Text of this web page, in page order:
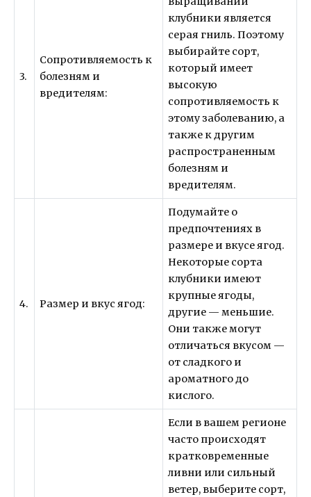
3.
Сопротивляемость к
болезням и
вредителям:
клубники является
серая гниль. Поэтому
выбирайте сорт,
который имеет
высокую
сопротивляемость к
этому заболеванию, а
также к другим
распространенным
болезням и
вредителям.
4. Размер и вкус ягод:
Подумайте о
предпочтениях в
размере и вкусе ягод.
Некоторые сорта
клубники имеют
крупные ягоды,
другие — меньшие.
Они также могут
отличаться вкусом —
от сладкого и
ароматного до
кислого.
Если в вашем регионе
часто происходят
кратковременные
ливни или сильный
ветер, выберите сорт,